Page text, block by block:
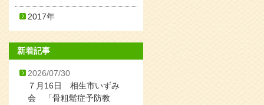
2017年
新着記事
2026/07/30
７月16日 相生市いずみ
会 「骨粗鬆症予防教